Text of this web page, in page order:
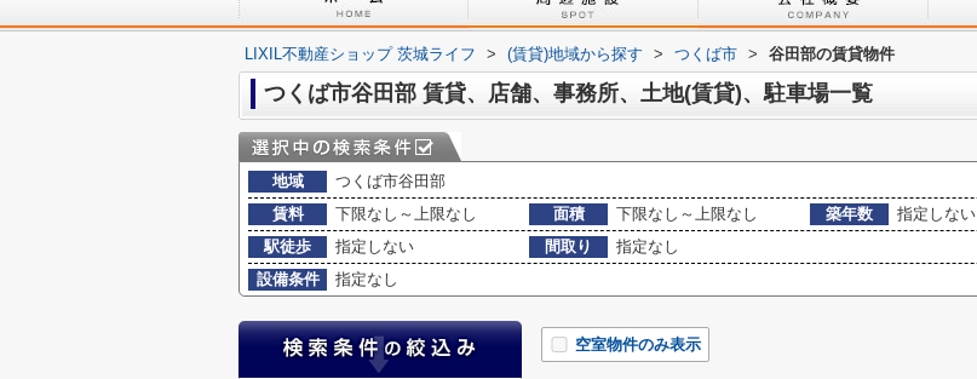
LIXIL不動産ショップ 茨城ライフ > (賃貸)地域から探す > つくば市 > 谷田部の賃貸物件
つくば市谷田部 賃貸、店舗、事務所、土地(賃貸)、駐車場一覧
地域
つくば市谷田部
賃料
下限なし～上限なし 面積 下限なし～上限なし 築年数
指定しない
駅徒歩
指定しない 間取り
指定なし
設備条件
指定なし
空室物件のみ表示